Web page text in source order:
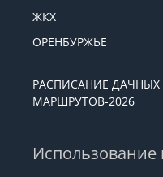
ЖКХ
ОРЕНБУРЖЬЕ
РАСПИСАНИЕ ДАЧНЫХ
МАРШРУТОВ-2026
Использование